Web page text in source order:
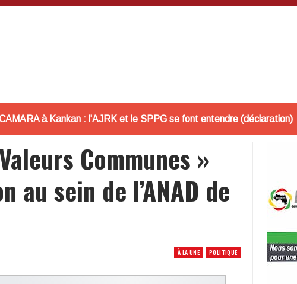
à Kankan : l'AJRK et le SPPG se font entendre (déclaration)
Communes »
sein de l’ANAD de
À LA UNE POLITIQUE